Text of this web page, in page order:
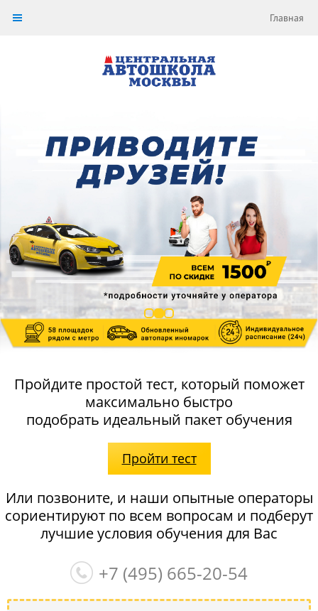
Главная
Пройдите простой тест, который поможет
максимально быстро
подобрать идеальный пакет обучения
Пройти тест
Или позвоните, и наши опытные операторы
сориентируют по всем вопросам и подберут
лучшие условия обучения для Вас
+7 (495) 665-20-54